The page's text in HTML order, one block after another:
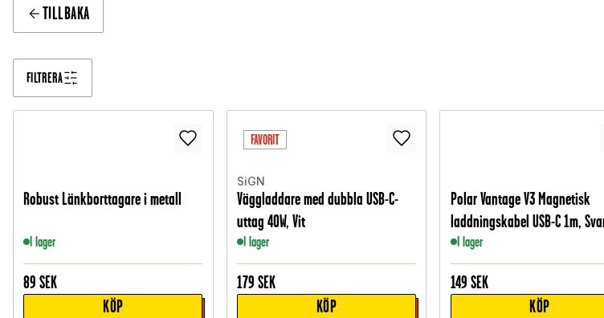
TILLBAKA
FILTRERA
Robust Länkborttagare i metall
I lager
89 SEK
KÖP
FAVORIT
SiGN
Väggladdare med dubbla USB-C-
uttag 40W, Vit
I lager
179 SEK
KÖP
Polar Vantage V3 Magnetisk
laddningskabel USB-C 1m,
I lager
149 SEK
KÖP